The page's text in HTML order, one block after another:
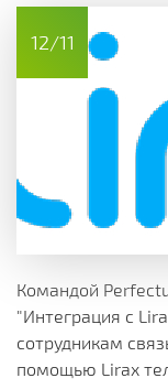
12/11
Командой
"Интеграция с
сотрудникам
помощью Lirax